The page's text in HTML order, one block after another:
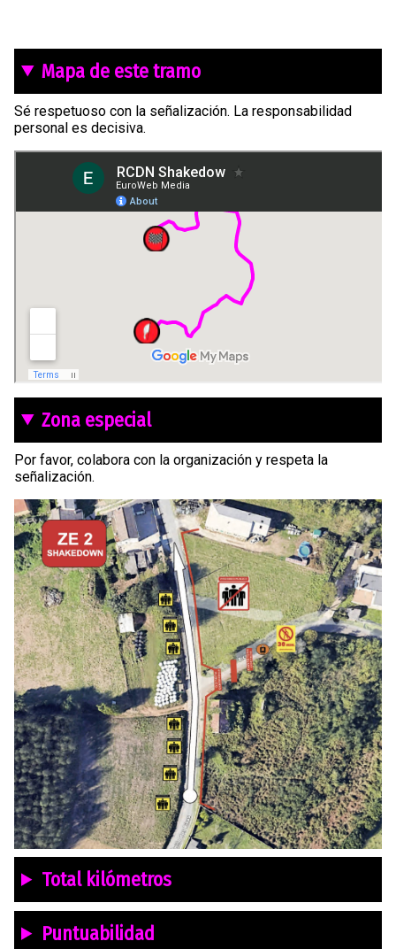
Mapa de este tramo
Sé respetuoso con la señalización. La responsabilidad
personal es decisiva.
Zona especial
Por favor, colabora con la organización y respeta la
señalización.
Total kilómetros
Puntuabilidad